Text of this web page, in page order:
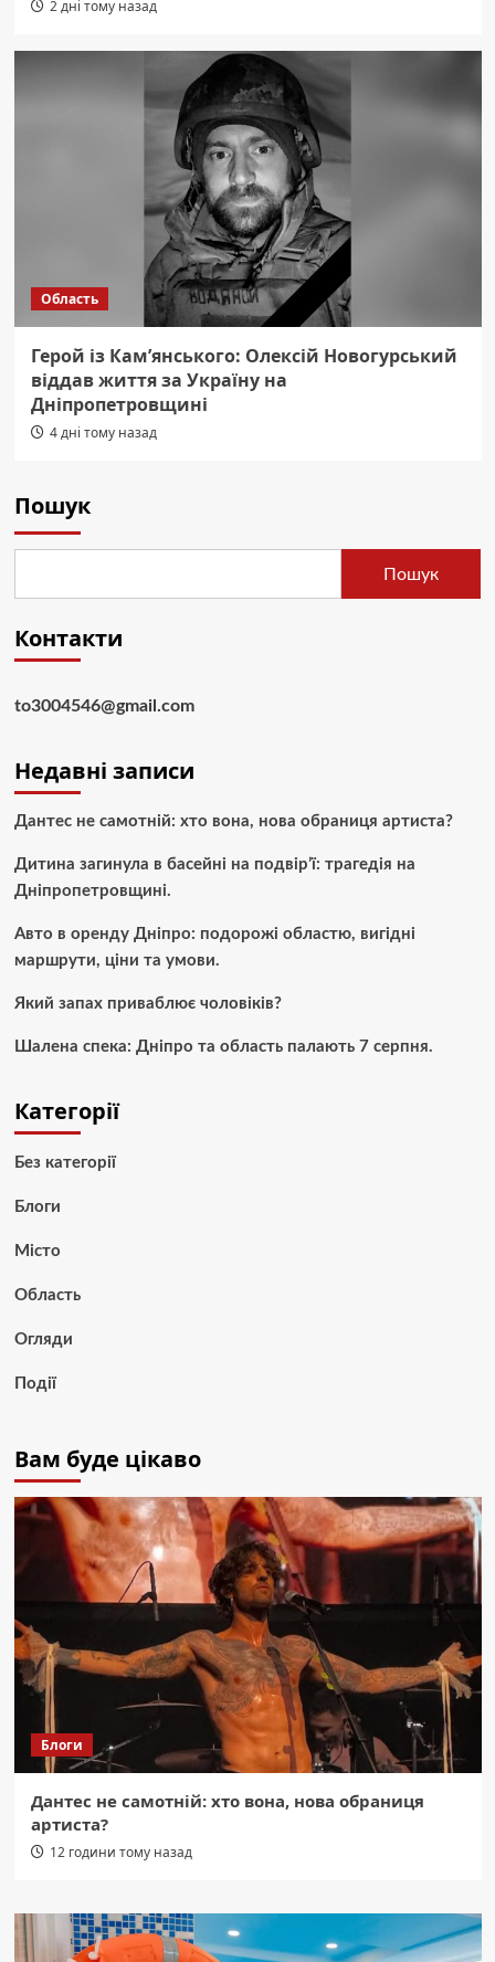
2 дні тому назад
Область
Герой із Кам’янського: Олексій Новогурський
віддав життя за Україну на
Дніпропетровщині
4 дні тому назад
Пошук
Пошук
Контакти
to3004546@gmail.com
Недавні записи
Дантес не самотній: хто вона, нова обраниця артиста?
Дитина загинула в басейні на подвір’ї: трагедія на
Дніпропетровщині.
Авто в оренду Дніпро: подорожі областю, вигідні
маршрути, ціни та умови.
Який запах приваблює чоловіків?
Шалена спека: Дніпро та область палають 7 серпня.
Категорії
Без категорії
Блоги
Місто
Область
Огляди
Події
Вам буде цікаво
Блоги
Дантес не самотній: хто вона, нова обраниця
артиста?
12 години тому назад